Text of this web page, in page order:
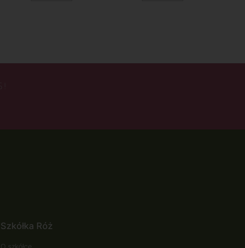
Szkółka Róż